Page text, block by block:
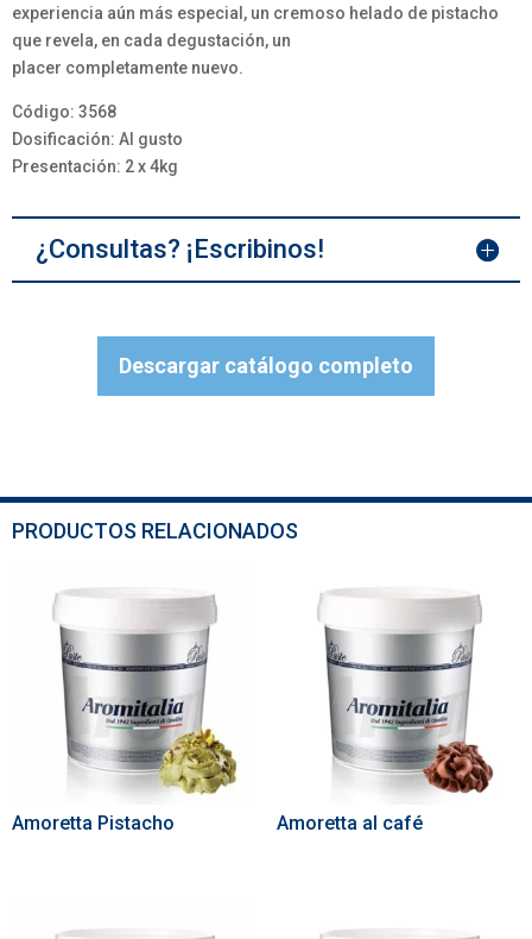
experiencia aún más especial, un cremoso helado de pistacho
que revela, en cada degustación, un
placer completamente nuevo.
Código: 3568
Dosificación: Al gusto
Presentación: 2 x 4kg
¿Consultas? ¡Escribinos!
Descargar catálogo completo
PRODUCTOS RELACIONADOS
Amoretta Pistacho Amoretta al café